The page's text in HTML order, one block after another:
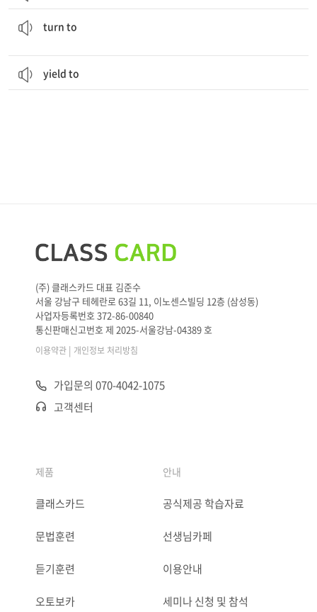
turn to
yield to
(주) 클래스카드 대표 김준수
서울 강남구 테헤란로 63길 11, 이노센스빌딩 12층 (삼성동)
사업자등록번호 372-86-00840
통신판매신고번호 제 2025-서울강남-04389 호
이용약관 | 개인정보 처리방침
가입문의 070-4042-1075
고객센터
제품
클래스카드
문법훈련
듣기훈련
오토보카
안내
공식제공 학습자료
선생님카페
이용안내
세미나 신청 및 참석